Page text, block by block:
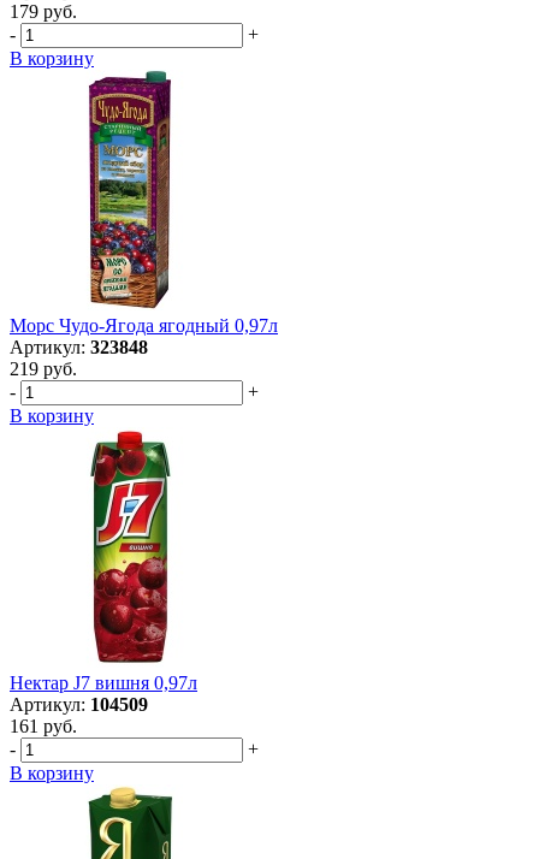
179 руб.
-
+
В корзину
Морс Чудо-Ягода ягодный 0,97л
Артикул: 323848
219 руб.
-
+
В корзину
Нектар J7 вишня 0,97л
Артикул: 104509
161 руб.
-
+
В корзину